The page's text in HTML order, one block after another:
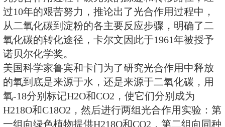
为有机物和氧气，为人类提供了巨
和氧气供应。这样重要的一个自然
揭开的呢？答案是放射性同位素示
美国科学家卡尔文与合作者用碳-
究光合作用过程中碳元素的踪迹和
过10年的艰苦努力，推论出了光合